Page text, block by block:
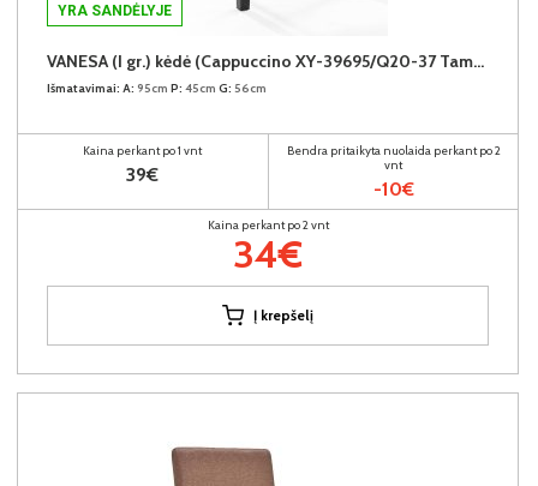
YRA SANDĖLYJE
VANESA (I gr.) kėdė (Cappuccino XY-39695/Q20-37 Tamsiai pilka)
Išmatavimai: A: 95cm P: 45cm G: 56cm
Kaina perkant po 1 vnt
39€
Bendra pritaikyta nuolaida perkant po 2
vnt
-10€
Kaina perkant po 2 vnt
34€
Į krepšelį